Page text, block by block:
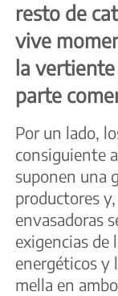
resto de
vive
la
parte
Por un lado,
consiguiente
suponen una
productores
envasadoras
exigencias de
energéticos y
mella en